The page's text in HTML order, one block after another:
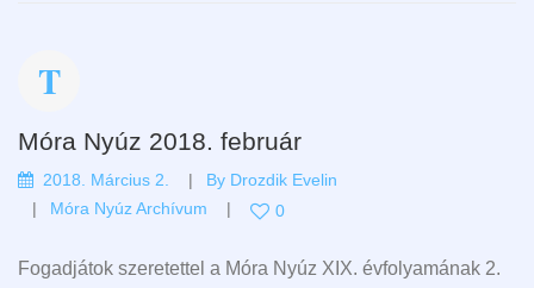
Móra Nyúz 2018. február
2018. Március 2. By Drozdik Evelin
Móra Nyúz Archívum
0
Fogadjátok szeretettel a Móra Nyúz XIX. évfolyamának 2.